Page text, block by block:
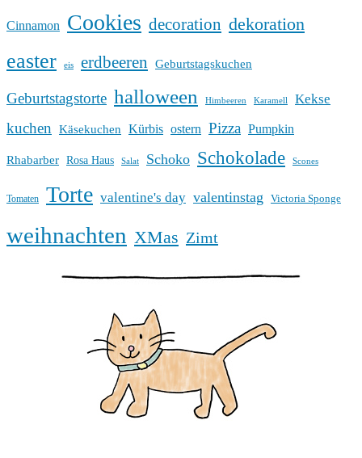
Cinnamon Cookies decoration dekoration
easter eis erdbeeren Geburtstagskuchen
Geburtstagstorte halloween Himbeeren Karamell Kekse
kuchen Käsekuchen Kürbis ostern Pizza Pumpkin
Rhabarber Rosa Haus Salat Schoko Schokolade Scones
Tomaten Torte valentine's day valentinstag Victoria Sponge
weihnachten XMas Zimt